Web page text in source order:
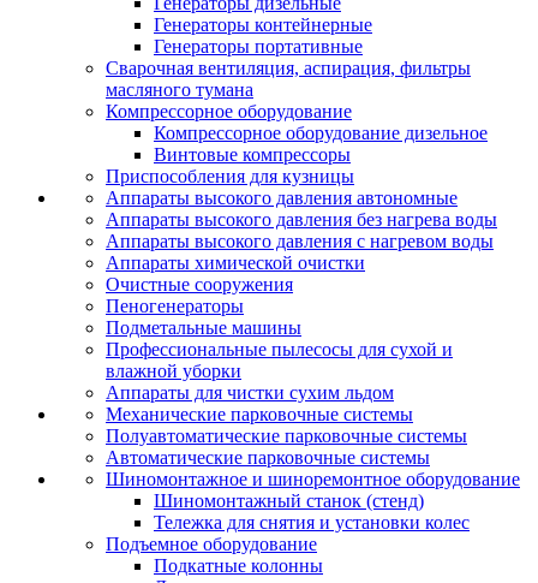
Генераторы контейнерные
Генераторы портативные
Сварочная вентиляция, аспирация, фильтры
масляного тумана
Компрессорное оборудование
Компрессорное оборудование дизельное
Винтовые компрессоры
Приспособления для кузницы
Аппараты высокого давления автономные
Аппараты высокого давления без нагрева воды
Аппараты высокого давления с нагревом воды
Аппараты химической очистки
Очистные сооружения
Пеногенераторы
Подметальные машины
Профессиональные пылесосы для сухой и
влажной уборки
Аппараты для чистки сухим льдом
Механические парковочные системы
Полуавтоматические парковочные системы
Автоматические парковочные системы
Шиномонтажное и шиноремонтное оборудование
Шиномонтажный станок (стенд)
Тележка для снятия и установки колес
Подъемное оборудование
Подкатные колонны